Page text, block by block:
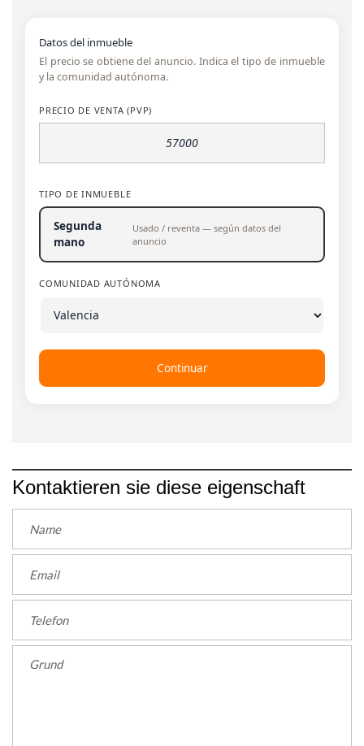
Datos del inmueble
El precio se obtiene del anuncio. Indica el tipo de inmueble
y la comunidad autónoma.
PRECIO DE VENTA (PVP)
TIPO DE INMUEBLE
Segunda
mano
Usado / reventa — según datos del
anuncio
COMUNIDAD AUTÓNOMA
Continuar
Kontaktieren sie diese eigenschaft